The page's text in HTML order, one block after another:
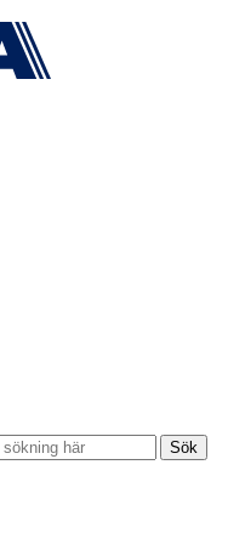
Sök
Suglåda 8621M